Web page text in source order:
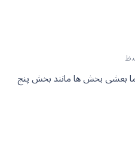
بعشی بخش ها مانند بخش پنج